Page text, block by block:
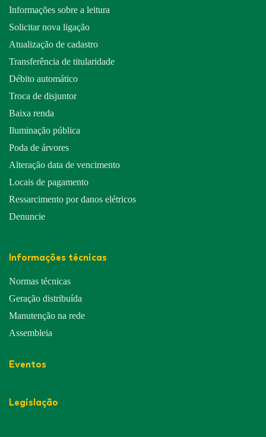
Informações sobre a leitura
Solicitar nova ligação
Atualização de cadastro
Transferência de titularidade
Débito automático
Troca de disjuntor
Baixa renda
Iluminação pública
Poda de árvores
Alteração data de vencimento
Locais de pagamento
Ressarcimento por danos elétricos
Denuncie
Informações técnicas
Normas técnicas
Geração distribuída
Manutenção na rede
Assembleia
Eventos
Legislação